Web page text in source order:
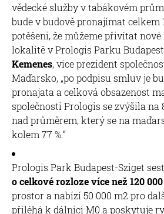
vědecké služby v tabákovém
bude v budově pronajímat celkem
potěšeni, že můžeme přivítat
lokalitě v Prologis Parku
Kemenes, vice prezident
Maďarsko, „po podpisu smluv je
pronajata a celková obsazenost
společnosti Prologis se zvýšila na
nad průměrem, který se na
kolem 77 %.“
Prologis Park Budapest-Sziget
o celkové rozloze více než 120
prostor a nabízí 50 000 m2 pro
přiléhá k dálnici M0 a poskytuje